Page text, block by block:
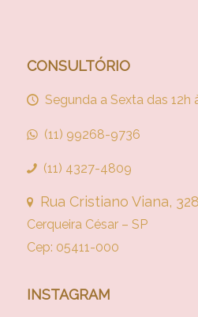
CONSULTÓRIO
Segunda a Sexta das 12h
(11) 99268-9736
(11) 4327-4809
Rua Cristiano Viana,
Cerqueira César – SP
Cep: 05411-000
INSTAGRAM